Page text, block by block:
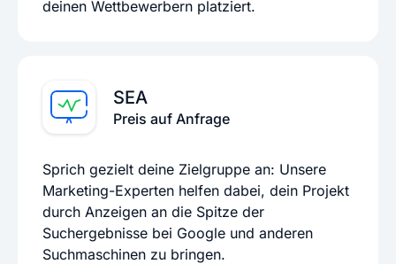
deinen Wettbewerbern platziert.
SEA
Preis auf Anfrage
Sprich gezielt deine Zielgruppe an: Unsere
Marketing-Experten helfen dabei, dein Projekt
durch Anzeigen an die Spitze der
Suchergebnisse bei Google und anderen
Suchmaschinen zu bringen.